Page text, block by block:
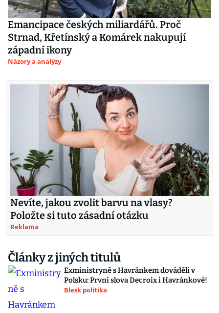
Emancipace českých miliardářů. Proč
Strnad, Křetínský a Komárek nakupují
západní ikony
Názory a analýzy
Nevíte, jakou zvolit barvu na vlasy?
Položte si tuto zásadní otázku
Reklama
Články z jiných titulů
Exministryně s Havránkem dováděli v
Polsku: První slova Decroix i Havránkové!
Blesk politika